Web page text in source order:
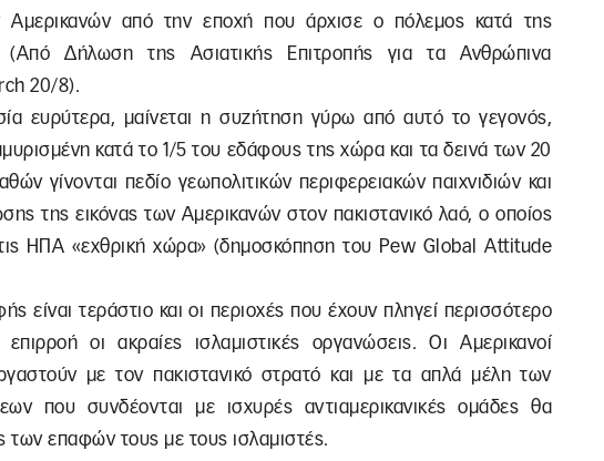
Αμερικανών από την εποχή που άρχισε ο πόλεμος κατά της
(Από Δήλωση της Ασιατικής Επιτροπής για τα Ανθρώπινα
20/8).
ευρύτερα, μαίνεται η συζήτηση γύρω από αυτό το γεγονός,
κατά το 1/5 του εδάφους της χώρα και τα δεινά των 20
γίνονται πεδίο γεωπολιτικών περιφερειακών παιχνιδιών και
της εικόνας των Αμερικανών στον πακιστανικό λαό, ο οποίος
ΗΠΑ «εχθρική χώρα» (δημοσκόπηση του Pew Global Attitude
είναι τεράστιο και οι περιοχές που έχουν πληγεί περισσότερο
οι ακραίες ισλαμιστικές οργανώσεις. Οι Αμερικανοί
με τον πακιστανικό στρατό και με τα απλά μέλη των
που συνδέονται με ισχυρές αντιαμερικανικές ομάδες θα
των επαφών τους με τους ισλαμιστές.